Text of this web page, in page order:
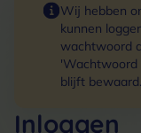
Wij hebben
kunnen
wachtwoord
'Wachtwoord
blijft bewaard.
Inloggen